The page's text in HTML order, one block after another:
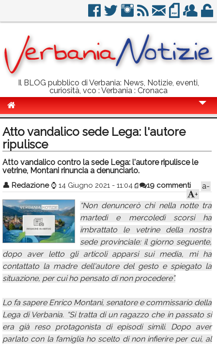
Il BLOG pubblico di Verbania: News, Notizie, eventi,
curiosità, vco : Verbania : Cronaca
Politica
Sport
Eventi
Info Utili
Rubriche
Calendario
Atto vandalico sede Lega: l'autore
ripulisce
Atto vandalico contro la sede Lega: l'autore ripulisce le
vetrine, Montani rinuncia a denunciarlo.
👤 Redazione ⌚ 14 Giugno 2021 - 11:04 19 commenti
a-
+
“Non denuncerò chi nella notte tra
martedì e mercoledì scorsi ha
imbrattato le vetrine della nostra
sede provinciale: il giorno seguente,
dopo aver letto gli articoli apparsi sui media, mi ha
contattato la madre dell'autore del gesto e spiegato la
situazione, per cui ho pensato di non procedere”.
Lo fa sapere Enrico Montani, senatore e commissario della
Lega di Verbania. “Si tratta di un ragazzo che in passato si
era già reso protagonista di episodi simili. Dopo aver
parlato con la famiglia ho scelto di non infierire per cui, al